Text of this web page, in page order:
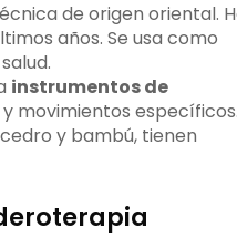
de origen oriental.
años. Se usa como
instrumentos de
movimientos
y bambú, tienen